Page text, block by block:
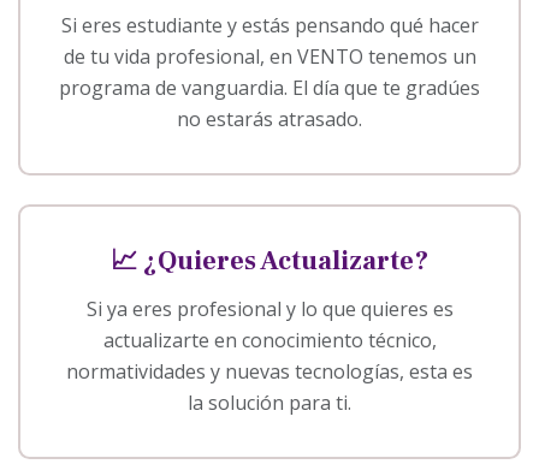
Si eres estudiante y estás pensando qué hacer
de tu vida profesional, en VENTO tenemos un
programa de vanguardia. El día que te gradúes
no estarás atrasado.
📈 ¿Quieres Actualizarte?
Si ya eres profesional y lo que quieres es
actualizarte en conocimiento técnico,
normatividades y nuevas tecnologías, esta es
la solución para ti.